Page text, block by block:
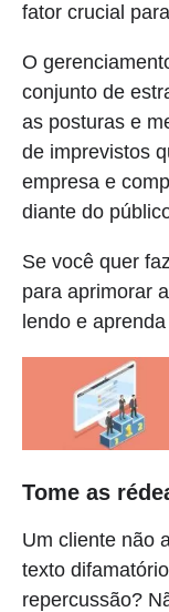
fator crucial
O
conjunto de
as posturas e
de imprevistos
empresa e
diante do
Se você quer
para aprimorar
lendo e
Tome as
Um cliente não
texto
repercussão?